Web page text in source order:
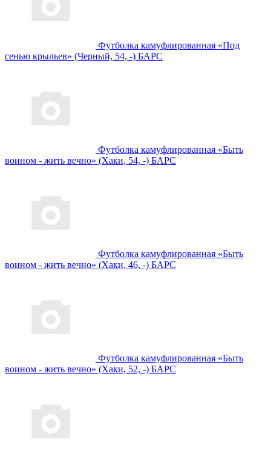
Футболка камуфлированная «Под
сенью крыльев» (Черный, 54, -) БАРС
Футболка камуфлированная «Быть
воином - жить вечно» (Хаки, 54, -) БАРС
Футболка камуфлированная «Быть
воином - жить вечно» (Хаки, 46, -) БАРС
Футболка камуфлированная «Быть
воином - жить вечно» (Хаки, 52, -) БАРС